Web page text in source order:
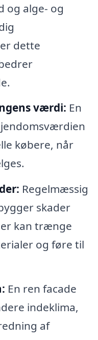
og alge- og
dette
værdi: En
købere, når
Regelmæssig
skader
kan trænge
og føre til
En ren facade
indeklima,
af